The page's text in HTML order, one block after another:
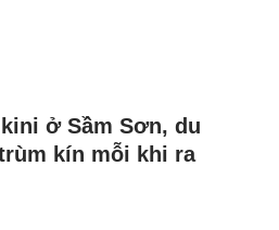
ở Sầm Sơn, du
kín mỗi khi ra